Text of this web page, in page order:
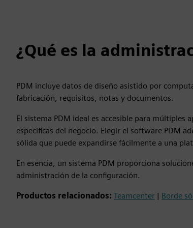
¿Qué es la
PDM incluye datos de diseño asistido por
fabricación, requisitos, notas y documentos.
El sistema PDM ideal es accesible para múltiples
específicas del negocio. Elegir el software PDM
sólida que puede expandirse fácilmente a una
En esencia, un sistema PDM proporciona
administración de la configuración.
Productos relacionados: Teamcenter | Borde